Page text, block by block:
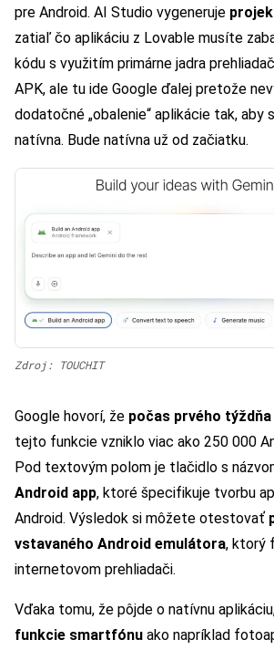
pre Android. AI Studio vygeneruje
zatiaľ čo aplikáciu z Lovable musíte
kódu s využitím primárne jadra
APK, ale tu ide Google ďalej pretože
dodatočné „obalenie“ aplikácie tak, aby
natívna. Bude natívna už od začiatku.
Zdroj: TOUCHIT
Google hovorí, že počas prvého týždňa
tejto funkcie vzniklo viac ako 250 000
Pod textovým polom je tlačidlo s
Android app, ktoré špecifikuje tvorbu
Android. Výsledok si môžete otestovať
vstavaného Android emulátora, ktorý
internetovom prehliadači.
Vďaka tomu, že pôjde o natívnu
funkcie smartfónu ako napríklad